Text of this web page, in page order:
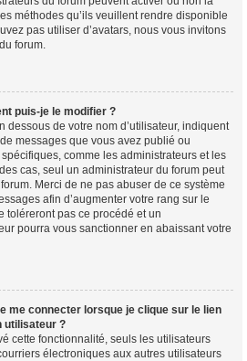
méthodes qu’ils veuillent rendre disponible
pas utiliser d’avatars, nous vous invitons
forum.
puis-je le modifier ?
dessous de votre nom d’utilisateur, indiquent
messages que vous avez publié ou
comme les administrateurs et les
cas, seul un administrateur du forum peut
Merci de ne pas abuser de ce système
afin d’augmenter votre rang sur le
toléreront pas ce procédé et un
pourra vous sanctionner en abaissant votre
me connecter lorsque je clique sur le lien
utilisateur ?
cette fonctionnalité, seuls les utilisateurs
électroniques aux autres utilisateurs